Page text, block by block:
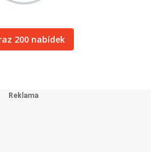
200 nabídek